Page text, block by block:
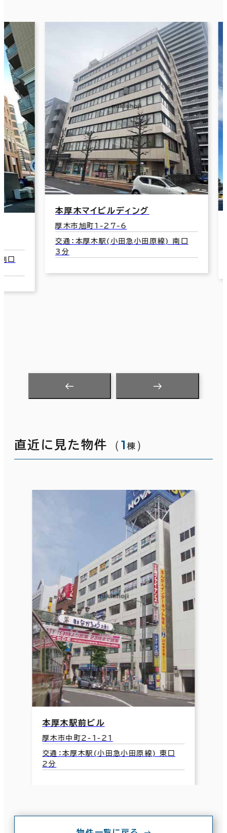
本厚木マイビルディング
厚木市旭町1-27-6
交通：本厚木駅(小田急小田原線) 南口
3分
直近に見た物件 （1 棟 ）
本厚木駅前ビル
厚木市中町2-1-21
交通：本厚木駅(小田急小田原線) 東口
2分